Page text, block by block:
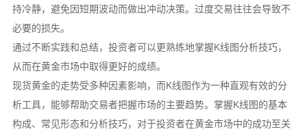
持冷静，避免因短期波动而做出冲动决策。过度交易往往会导致不
必要的损失。
通过不断实践和总结，投资者可以更熟练地掌握K线图分析技巧，
从而在黄金市场中取得更好的成绩。
现货黄金的走势受多种因素影响，而K线图作为一种直观有效的分
析工具，能够帮助交易者把握市场的主要趋势。掌握K线图的基本
构成、常见形态和分析技巧，对于投资者在黄金市场中的成功至关